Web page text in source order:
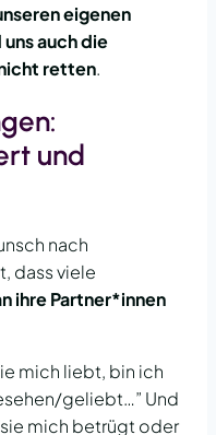
eigenen
auch die
retten.
und
nach
dass viele
ihre Partner*innen
mich liebt, bin ich
geliebt…” Und
mich betrügt oder